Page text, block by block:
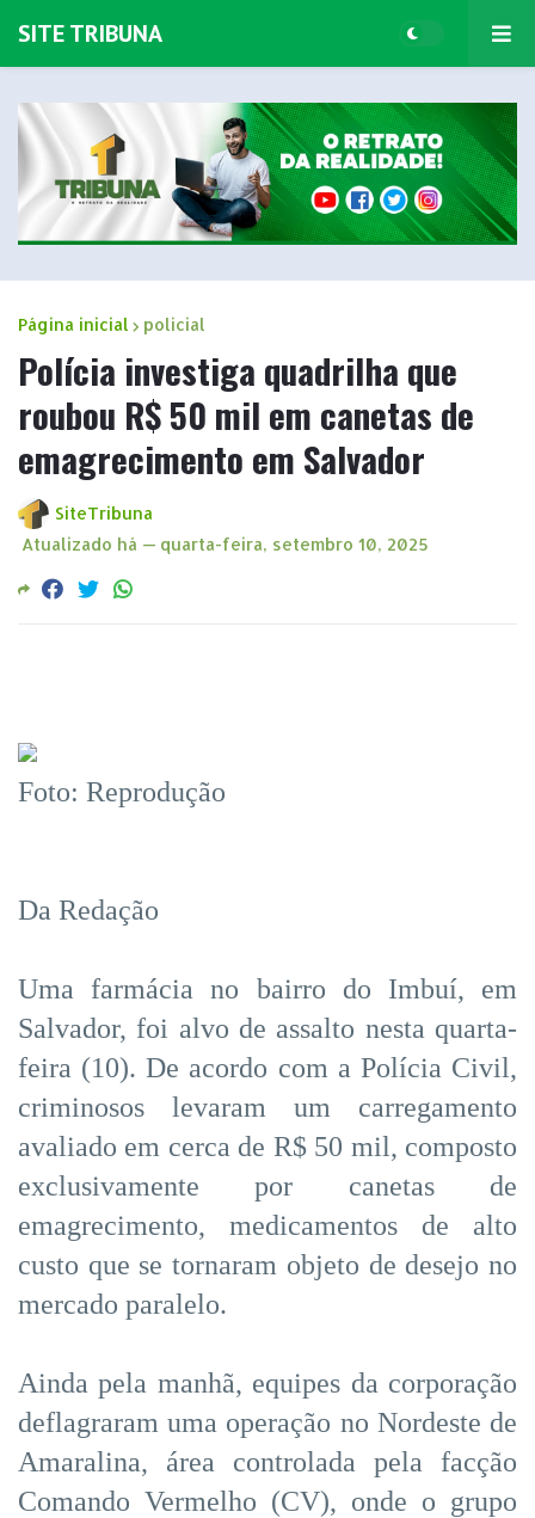
SITE TRIBUNA
Página inicial policial
Polícia investiga quadrilha que
roubou R$ 50 mil em canetas de
emagrecimento em Salvador
SiteTribuna
Atualizado há — quarta-feira, setembro 10, 2025
Foto: Reprodução
Da Redação
Uma farmácia no bairro do Imbuí, em
Salvador, foi alvo de assalto nesta quarta-
feira (10). De acordo com a Polícia Civil,
criminosos levaram um carregamento
avaliado em cerca de R$ 50 mil, composto
exclusivamente por canetas de
emagrecimento, medicamentos de alto
custo que se tornaram objeto de desejo no
mercado paralelo.
Ainda pela manhã, equipes da corporação
deflagraram uma operação no Nordeste de
Amaralina, área controlada pela facção
Comando Vermelho (CV), onde o grupo